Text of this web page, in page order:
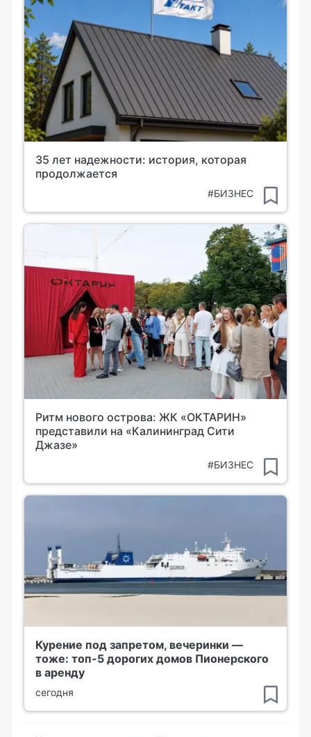
35 лет надежности: история, которая
продолжается
#БИЗНЕС
Ритм нового острова: ЖК «ОКТАРИН»
представили на «Калининград Сити
Джазе»
#БИЗНЕС
Курение под запретом, вечеринки —
тоже: топ-5 дорогих домов Пионерского
в аренду
сегодня